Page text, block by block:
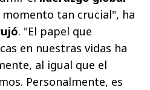
momento tan crucial", ha
. "El papel que
en nuestras vidas ha
al igual que el
Personalmente, es